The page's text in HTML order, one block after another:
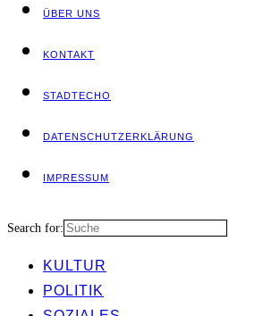
ÜBER UNS
KON­TAKT
STADT­ECHO
DATEN­SCHUTZ­ER­KLÄ­RUNG
IMPRES­SUM
Search for:
KUL­TUR
POLI­TIK